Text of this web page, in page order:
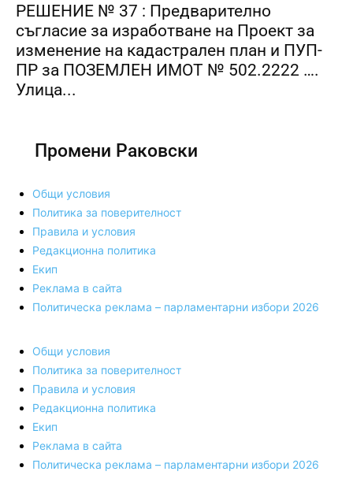
РЕШЕНИЕ № 37 : Предварително
съгласие за изработване на Проект за
изменение на кадастрален план и ПУП-
ПР за ПОЗЕМЛЕН ИМОТ № 502.2222 ….
Улица...
Промени Раковски
Общи условия
Политика за поверителност
Правила и условия
Редакционна политика
Екип
Реклама в сайта
Политическа реклама – парламентарни избори 2026
Общи условия
Политика за поверителност
Правила и условия
Редакционна политика
Екип
Реклама в сайта
Политическа реклама – парламентарни избори 2026